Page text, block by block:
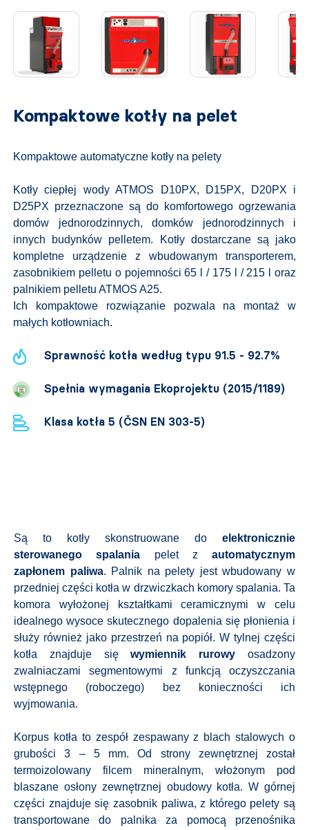
Kompaktowe kotły na pelet
Kompaktowe automatyczne kotły na pelety
Kotły ciepłej wody ATMOS D10PX, D15PX, D20PX i
D25PX przeznaczone są do komfortowego ogrzewania
domów jednorodzinnych, domków jednorodzinnych i
innych budynków pelletem. Kotły dostarczane są jako
kompletne urządzenie z wbudowanym transporterem,
zasobnikiem pelletu o pojemności 65 l / 175 l / 215 l oraz
palnikiem pelletu ATMOS A25.
Ich kompaktowe rozwiązanie pozwala na montaż w
małych kotłowniach.
Sprawność kotła według typu 91.5 - 92.7%
Spełnia wymagania Ekoprojektu (2015/1189)
Klasa kotła 5 (ČSN EN 303-5)
Są to kotły skonstruowane do elektronicznie
sterowanego spalania pelet z automatycznym
zapłonem paliwa. Palnik na pelety jest wbudowany w
przedniej części kotła w drzwiczkach komory spalania. Ta
komora wyłożonej kształtkami ceramicznymi w celu
idealnego wysoce skutecznego dopalenia się płonienia i
służy również jako przestrzeń na popiół. W tylnej części
kotła znajduje sięwymiennik rurowy osadzony
zwalniaczami segmentowymi z funkcją oczyszczania
wstępnego (roboczego) bez konieczności ich
wyjmowania.
Korpus kotła to zespół zespawany z blach stalowych o
grubości 3 – 5 mm. Od strony zewnętrznej został
termoizolowany filcem mineralnym, włożonym pod
blaszane osłony zewnętrznej obudowy kotła. W górnej
części znajduje się zasobnik paliwa, z którego pelety są
transportowane do palnika za pomocą przenośnika